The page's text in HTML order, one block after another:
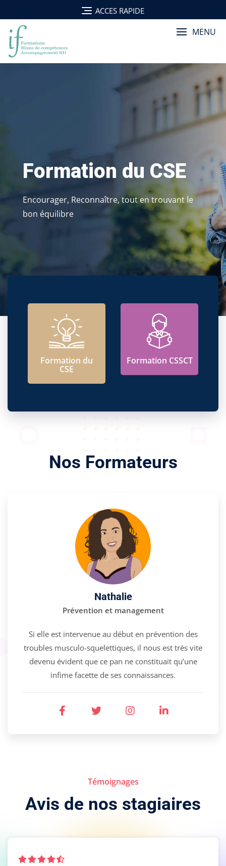
to
content
ACCES RAPIDE
MENU
Formation du CSE
Encourager, Reconnaître, tout en trouvant le
bon équilibre
Formation du
CSE
Formation CSSCT
Nos Formateurs
Nathalie
Prévention et management
Si elle est intervenue au début en prévention des
troubles musculo-squelettiques, il nous est très vite
devenu évident que ce pan ne constituait qu’une
infime facette de ses connaissances.
Témoignages
Avis de nos stagiaires